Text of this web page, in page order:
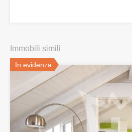
Immobili simili
In evidenza